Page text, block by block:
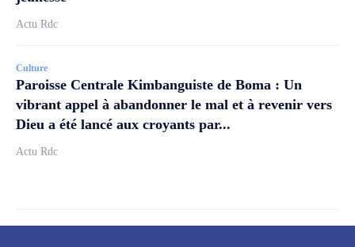
Actu Rdc
Culture
Paroisse Centrale Kimbanguiste de Boma : Un
vibrant appel à abandonner le mal et à revenir vers
Dieu a été lancé aux croyants par...
Actu Rdc